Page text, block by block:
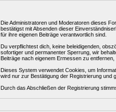
Die Administratoren und Moderatoren dieses
bestätigst mit Absenden dieser
für ihre eigenen Beiträge verantwortlich sind.
Du verpflichtest dich, keine beleidigenden,
sofortiger und permanenter Sperrung, wir
Beiträge nach eigenem Ermessen zu
Dieses System verwendet Cookies, um
wird nur zur Bestätigung der Registrierung und
Durch das Abschließen der Registrierung